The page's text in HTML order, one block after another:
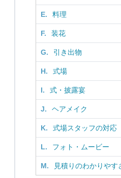
E. 料理
F. 装花
G. 引き出物
H. 式場
I. 式・披露宴
J. ヘアメイク
K. 式場スタッフの対応
L. フォト・ムービー
M. 見積りのわかりやす